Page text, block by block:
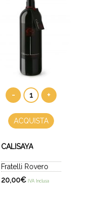
- +
ACQUISTA
CALISAYA
Fratelli Rovero
20,00€ IVA Inclusa